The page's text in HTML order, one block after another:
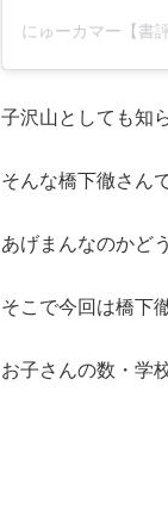
にゅーカマー【書
子沢山としても知
そんな橋下徹さん
あげまんなのかど
そこで今回は橋下
お子さんの数・学